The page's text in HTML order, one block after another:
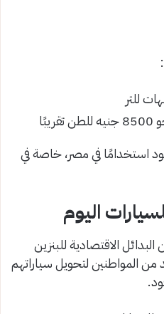
استخدامًا في مصر، خاصة في
اليوم
الاقتصادية للبنزين
من المواطنين لتحويل سياراتهم